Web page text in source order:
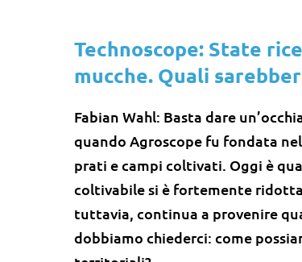
Technoscope: State
mucche. Quali
Fabian Wahl: Basta dare
quando Agroscope fu fondata
prati e campi coltivati. Oggi è
coltivabile si è fortemente
tuttavia, continua a provenire
dobbiamo chiederci: come